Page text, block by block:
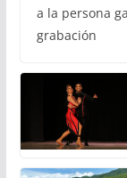
a la persona
grabación